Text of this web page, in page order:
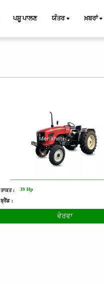
ਪਸ਼ੂ ਪਾਲਣ ਯੰਤਰ ਖ਼ਬਰਾਂ
ਤਾਕਤ : 39 Hp
ਬ੍ਰੈਂਡ :
ਵੇਰਵਾ